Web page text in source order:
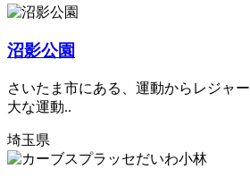
沼影公園
さいたま市にある、運動からレジャ
大な運動..
埼玉県